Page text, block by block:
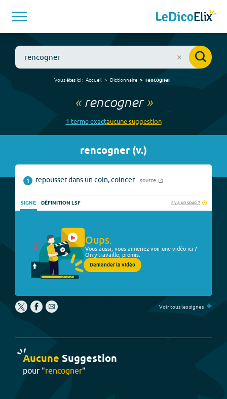
Vous êtes ici : Accueil Dictionnaire rencogner
« rencogner»
1 termeexactaucunesuggestion
rencogner(v.)
1 repousser dans un coin, coincer. source
SIGNE DÉFINITION LSF Il y a un souci ?
Oups.
Vous aussi, vous aimeriez voir une vidéo ici ?
On y travaille, promis.
Demander la vidéo
Voir tous les signes +
Aucune Suggestion
pour "rencogner"